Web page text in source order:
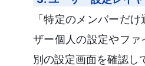
「特定のメンバーだ
ザー個人の設定やフ
別の設定画面を確認し